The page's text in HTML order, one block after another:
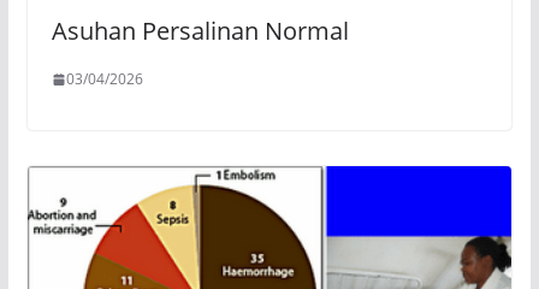
Asuhan Persalinan Normal
03/04/2026